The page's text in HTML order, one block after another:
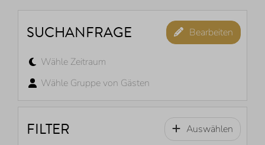
SUCHANFRAGE Bearbeiten
Wähle Zeitraum
Wähle Gruppe von Gästen
FILTER Auswählen